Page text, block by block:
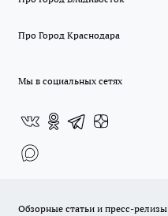
Про Город Краснодара
Мы в социальных сетях
Обзорные статьи и пресс-релизы